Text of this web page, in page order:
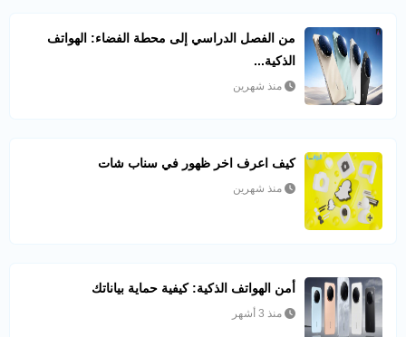
من الفصل الدراسي إلى محطة الفضاء: الهواتف
الذكية...
منذ شهرين
كيف اعرف اخر ظهور في سناب شات​
منذ شهرين
أمن الهواتف الذكية: كيفية حماية بياناتك
منذ 3 أشهر